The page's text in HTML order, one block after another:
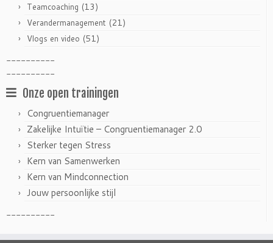
Teamcoaching (13)
Verandermanagement (21)
Vlogs en video (51)
----------
----------
Onze open trainingen
Congruentiemanager
Zakelijke Intuïtie – Congruentiemanager 2.0
Sterker tegen Stress
Kern van Samenwerken
Kern van Mindconnection
Jouw persoonlijke stijl
----------